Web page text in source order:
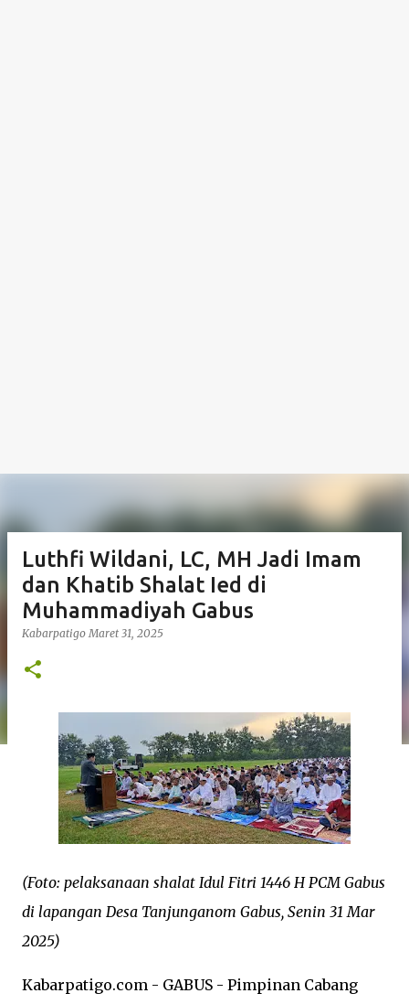
Luthfi Wildani, LC, MH Jadi Imam
dan Khatib Shalat Ied di
Muhammadiyah Gabus
Kabarpatigo Maret 31, 2025
(Foto: pelaksanaan shalat Idul Fitri 1446 H PCM Gabus
di lapangan Desa Tanjunganom Gabus, Senin 31 Mar
2025)
Kabarpatigo.com - GABUS - Pimpinan Cabang